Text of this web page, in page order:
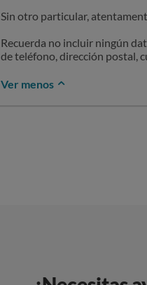
Sin otro particular,
Recuerda no incluir ningún
de teléfono, dirección postal,
Ver menos